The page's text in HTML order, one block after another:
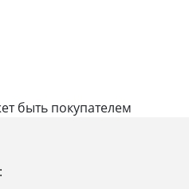
быть покупателем